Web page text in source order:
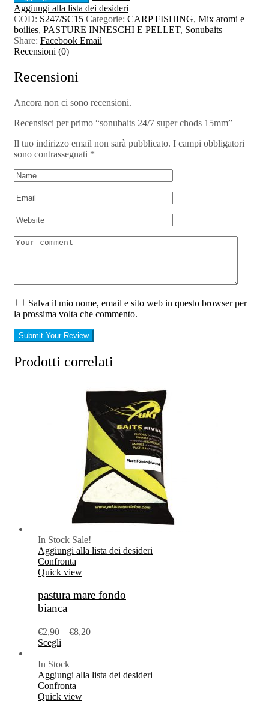
Aggiungi alla lista dei desideri
COD: S247/SC15 Categorie: CARP FISHING, Mix aromi e
boilies, PASTURE INNESCHI E PELLET, Sonubaits
Share: Facebook Email
Recensioni (0)
Recensioni
Ancora non ci sono recensioni.
Recensisci per primo “sonubaits 24/7 super chods 15mm”
Il tuo indirizzo email non sarà pubblicato. I campi obbligatori
sono contrassegnati *
Salva il mio nome, email e sito web in questo browser per
la prossima volta che commento.
Submit Your Review
Prodotti correlati
In Stock Sale!
Aggiungi alla lista dei desideri
Confronta
Quick view
pastura mare fondo
bianca
€2,90 – €8,20
Scegli
In Stock
Aggiungi alla lista dei desideri
Confronta
Quick view